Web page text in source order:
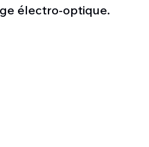
électro-optique.